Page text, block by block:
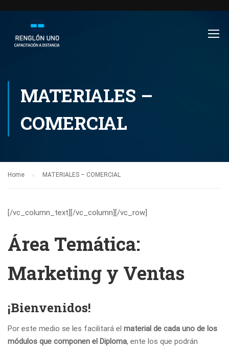
MATERIALES –
COMERCIAL
Home MATERIALES – COMERCIAL
[/vc_column_text][/vc_column][/vc_row]
Área Temática:
Marketing y Ventas
¡Bienvenidos!
Por este medio se les facilitará el material de cada uno de los
módulos que componen el Diploma, ente los que podrán